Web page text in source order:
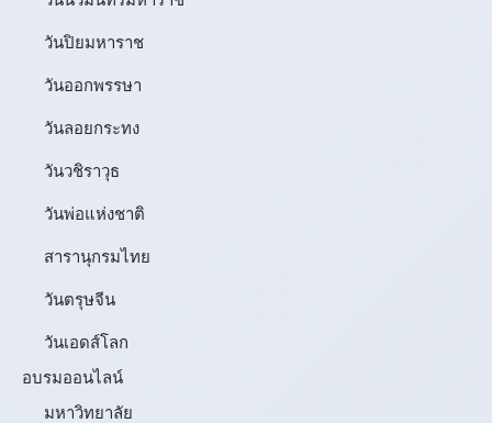
วันปิยมหาราช
วันออกพรรษา
วันลอยกระทง
วันวชิราวุธ
วันพ่อแห่งชาติ
สารานุกรมไทย
วันตรุษจีน
วันเอดส์โลก
อบรมออนไลน์
มหาวิทยาลัย